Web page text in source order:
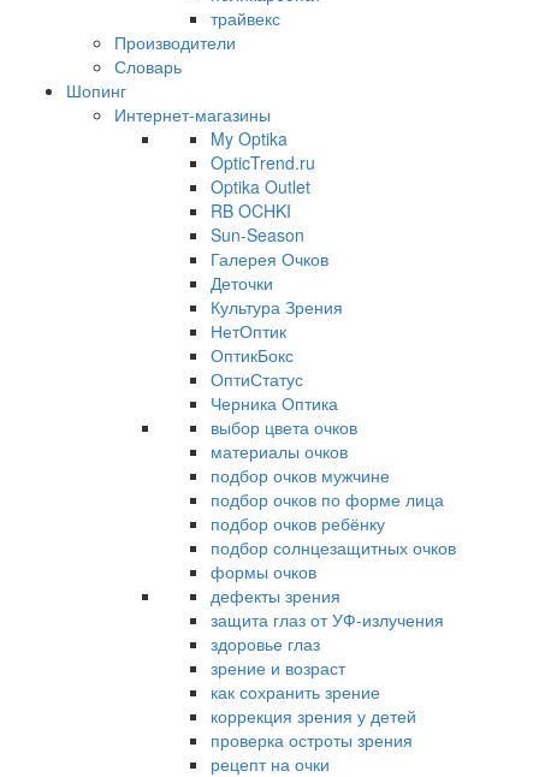
трайвекс
Производители
Словарь
Шопинг
Интернет-магазины
My Optika
OpticTrend.ru
Optika Outlet
RB OCHKI
Sun-Season
Галерея Очков
Деточки
Культура Зрения
НетОптик
ОптикБокс
ОптиСтатус
Черника Оптика
выбор цвета очков
материалы очков
подбор очков мужчине
подбор очков по форме лица
подбор очков ребёнку
подбор солнцезащитных очков
формы очков
дефекты зрения
защита глаз от УФ-излучения
здоровье глаз
зрение и возраст
как сохранить зрение
коррекция зрения у детей
проверка остроты зрения
рецепт на очки